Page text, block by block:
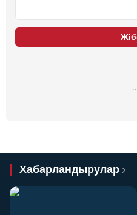
Хабарландырулар